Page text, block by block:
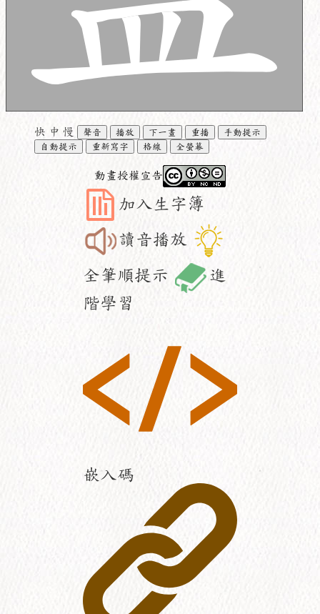
快 中 慢 聲音 播放 下一畫 重播
手動提示
自動提示
重新寫字 格線 全螢幕
動畫授權宣告
加入生字簿
讀音播放
全筆順提示
進
階學習
嵌入碼